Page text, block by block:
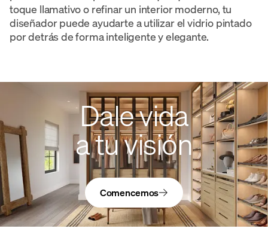
toque llamativo o refinar un interior moderno, tu
diseñador puede ayudarte a utilizar el vidrio pintado
por detrás de forma inteligente y elegante.
Dale vida
a tu visión
Comencemos